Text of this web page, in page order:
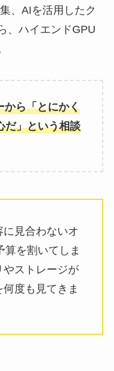
、AIを活用したク
、ハイエンドGPU
から「とにかく
だ」という相談
に見合わないオ
算を割いてしま
やストレージが
度も見てきま